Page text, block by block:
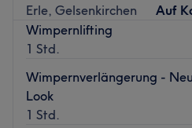
Erle, Gelsenkirchen
Auf
Wimpernlifting
1 Std.
Wimpernverlängerung -
Look
1 Std.